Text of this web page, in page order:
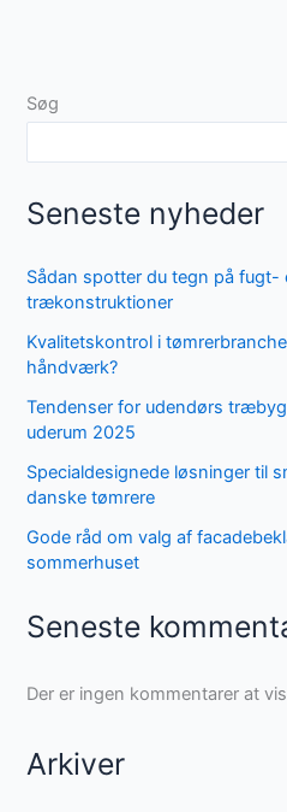
Søg
Seneste nyheder
Sådan spotter du tegn på fugt-
trækonstruktioner
Kvalitetskontrol i
håndværk?
Tendenser for udendørs
uderum 2025
Specialdesignede løsninger til
danske tømrere
Gode råd om valg af
sommerhuset
Seneste
Der er ingen kommentarer at
Arkiver